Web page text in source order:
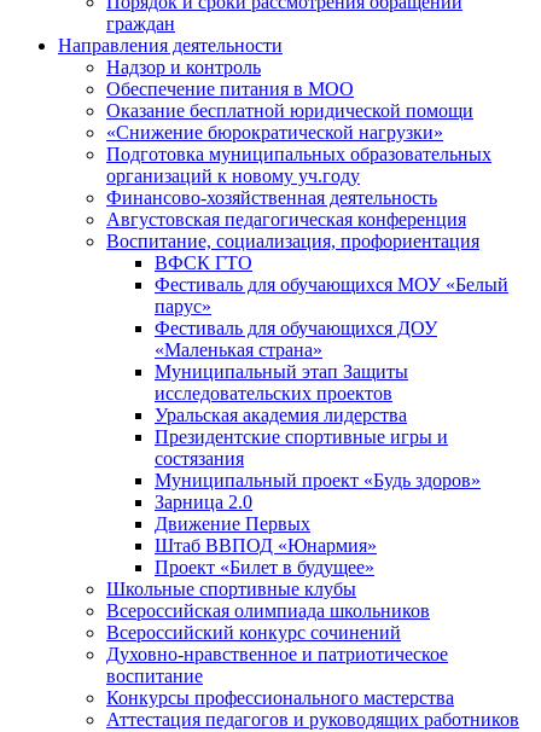
граждан
Направления деятельности
Надзор и контроль
Обеспечение питания в МОО
Оказание бесплатной юридической помощи
«Снижение бюрократической нагрузки»
Подготовка муниципальных образовательных
организаций к новому уч.году
Финансово-хозяйственная деятельность
Августовская педагогическая конференция
Воспитание, социализация, профориентация
ВФСК ГТО
Фестиваль для обучающихся МОУ «Белый
парус»
Фестиваль для обучающихся ДОУ
«Маленькая страна»
Муниципальный этап Защиты
исследовательских проектов
Уральская академия лидерства
Президентские спортивные игры и
состязания
Муниципальный проект «Будь здоров»
Зарница 2.0
Движение Первых
Штаб ВВПОД «Юнармия»
Проект «Билет в будущее»
Школьные спортивные клубы
Всероссийская олимпиада школьников
Всероссийский конкурс сочинений
Духовно-нравственное и патриотическое
воспитание
Конкурсы профессионального мастерства
Аттестация педагогов и руководящих работников